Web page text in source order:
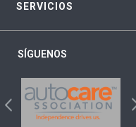
SERVICIOS
SÍGUENOS